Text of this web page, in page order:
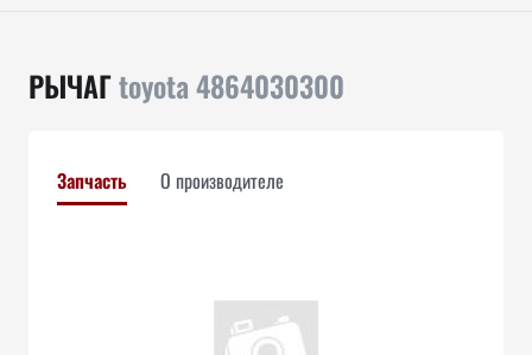
РЫЧАГtoyota 4864030300
Запчасть О производителе